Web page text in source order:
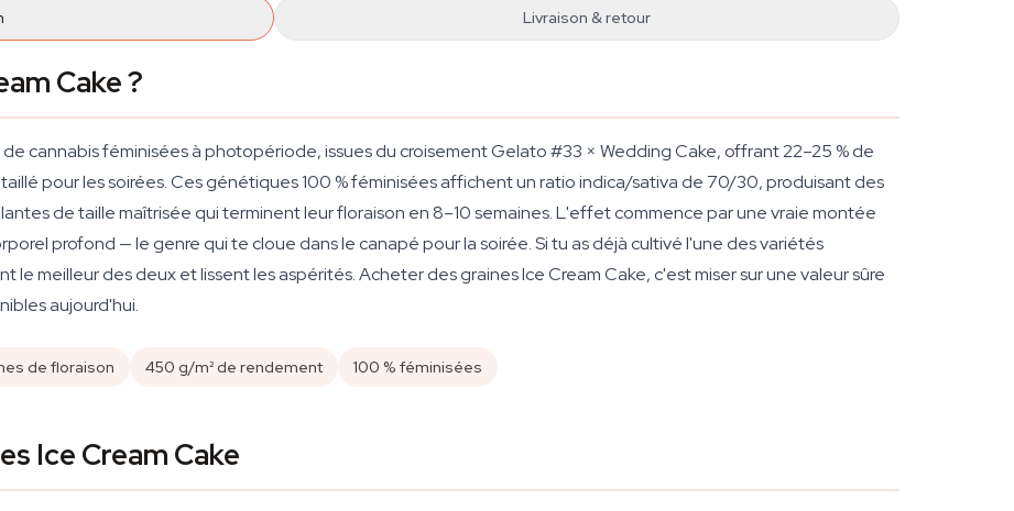
Livraison & retour
Cake ?
cannabis féminisées à photopériode, issues du croisement Gelato #33 × Wedding Cake, offrant 22–25 % de
pour les soirées. Ces génétiques 100 % féminisées affichent un ratio indica/sativa de 70/30, produisant des
de taille maîtrisée qui terminent leur floraison en 8–10 semaines. L'effet commence par une vraie montée
profond — le genre qui te cloue dans le canapé pour la soirée. Si tu as déjà cultivé l'une des variétés
le meilleur des deux et lissent les aspérités. Acheter des graines Ice Cream Cake, c'est miser sur une valeur sûre
aujourd'hui.
de floraison 450 g/m² de rendement 100 % féminisées
Ice Cream Cake